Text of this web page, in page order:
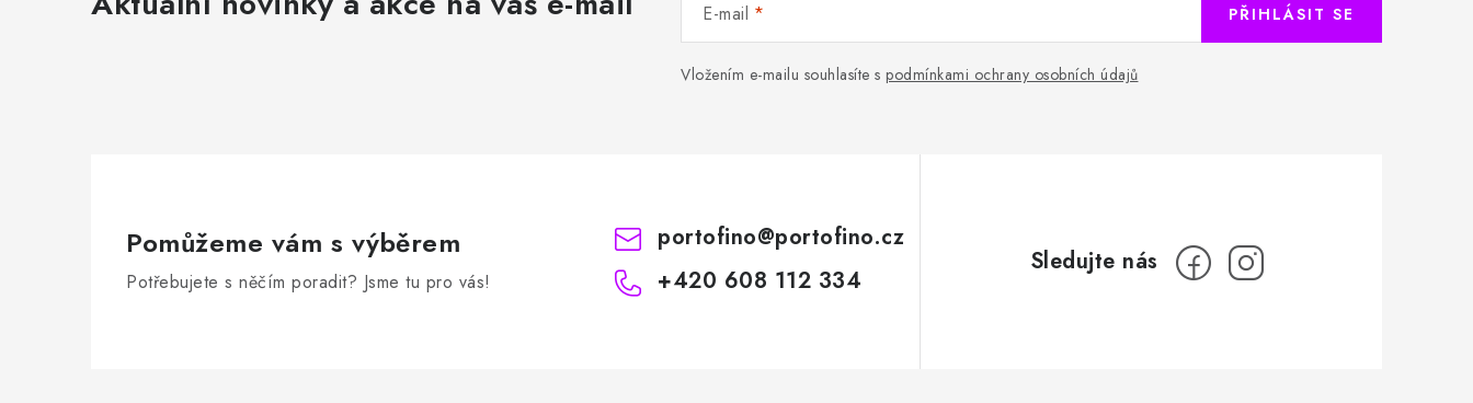
E-mail
Vložením e-mailu souhlasíte s podmínkami ochrany osobních údajů
PŘIHLÁSIT SE
Pomůžeme vám s výběrem
Potřebujete s něčím poradit? Jsme tu pro vás!
portofino@portofino.cz
+420 608 112 334